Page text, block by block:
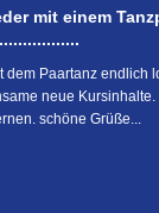
mit einem
dem Paartanz endlich
neue
schöne Grüße...